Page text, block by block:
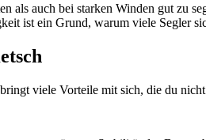
als auch bei starken Winden gut zu
ist ein Grund, warum viele Segler
viele Vorteile mit sich, die du